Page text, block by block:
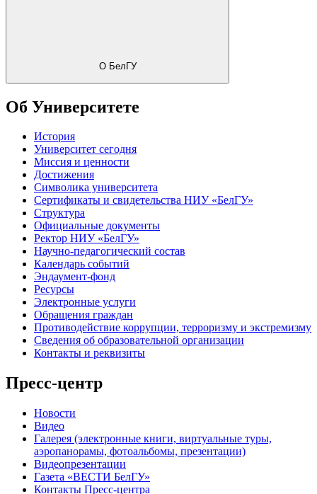
О БелГУ
Об Университете
История
Университет сегодня
Миссия и ценности
Достижения
Символика университета
Сертификаты и свидетельства НИУ «БелГУ»
Структура
Официальные документы
Ректор НИУ «БелГУ»
Научно-педагогический состав
Календарь событий
Эндаумент-фонд
Ресурсы
Электронные услуги
Обращения граждан
Противодействие коррупции, терроризму и экстремизму
Сведения об образовательной организации
Контакты и реквизиты
Пресс-центр
Новости
Видео
Галерея (электронные книги, виртуальные туры,
аэропанорамы, фотоальбомы, презентации)
Видеопрезентации
Газета «ВЕСТИ БелГУ»
Контакты Пресс-центра